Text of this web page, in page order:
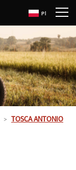
Pl
TOSCA ANTONIO